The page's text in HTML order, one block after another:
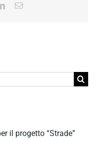
LinkedInEmail
il progetto “Strade”